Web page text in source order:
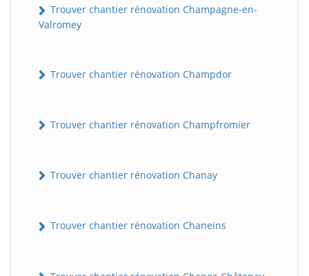
Trouver chantier rénovation Champagne-en-
Valromey
Trouver chantier rénovation Champdor
Trouver chantier rénovation Champfromier
Trouver chantier rénovation Chanay
Trouver chantier rénovation Chaneins